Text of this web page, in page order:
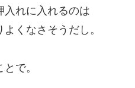
入れに入れるのは
よくなさそうだし。
で。